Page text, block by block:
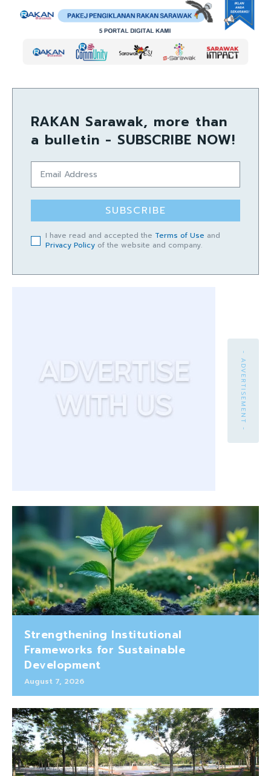
RAKAN Sarawak, more than
a bulletin - SUBSCRIBE NOW!
SUBSCRIBE
I have read and accepted the Terms of Use and
Privacy Policy of the website and company.
- ADVERTISEMENT -
Strengthening Institutional
Frameworks for Sustainable
Development
August 7, 2026